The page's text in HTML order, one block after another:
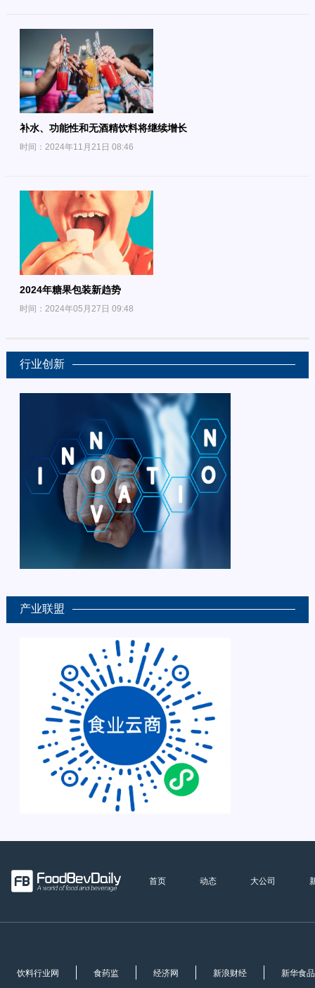
补水、功能性和无酒精饮料将继续增长
时间：2024年11月21日 08:46
2024年糖果包装新趋势
时间：2024年05月27日 09:48
行业创新
产业联盟
首页 动态 大公司
饮料行业网 食药监 经济网 新浪财经 新华食品